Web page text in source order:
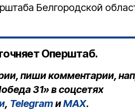
Белгородской
Оперштаб.
пиши комментарии,
31» в соцсетях
, Telegram иMAX.